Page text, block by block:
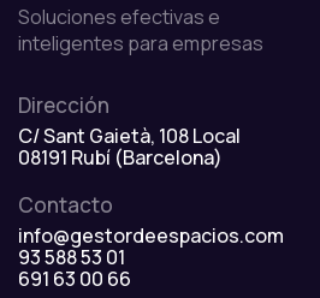
Soluciones efectivas e
inteligentes para empresas
Dirección
C/ Sant Gaietà, 108 Local
08191 Rubí (Barcelona)
Contacto
info@gestordeespacios.com
93 588 53 01
691 63 00 66